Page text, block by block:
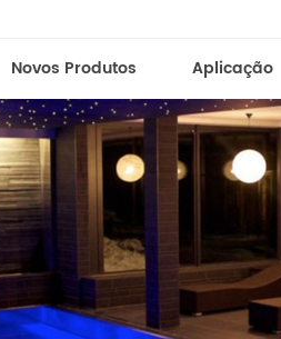
Novos Produtos Aplicação